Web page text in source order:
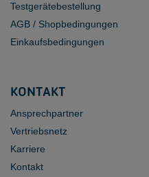
Testgerätebestellung
AGB / Shopbedingungen
Einkaufsbedingungen
KONTAKT
Ansprechpartner
Vertriebsnetz
Karriere
Kontakt